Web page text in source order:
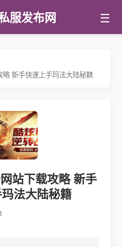
服发布网 ☰
新手快速上手玛法大陆秘籍
站下载攻略 新手
法大陆秘籍